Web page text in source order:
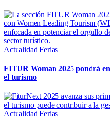
Actualidad Ferias
FITUR Woman 2025 pondrá
el turismo
Actualidad Ferias